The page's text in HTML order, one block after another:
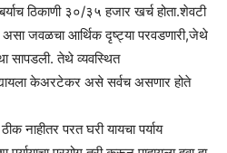
ठिकाणी ३०/३५ हजार खर्च होता.शेवटी
जवळचा आर्थिक दृष्ट्या परवडणारी,जेथे
सापडली. तेथे व्यवस्थित
केअरटेकर असे सर्वच असणार होते
नाहीतर परत घरी यायचा पर्याय